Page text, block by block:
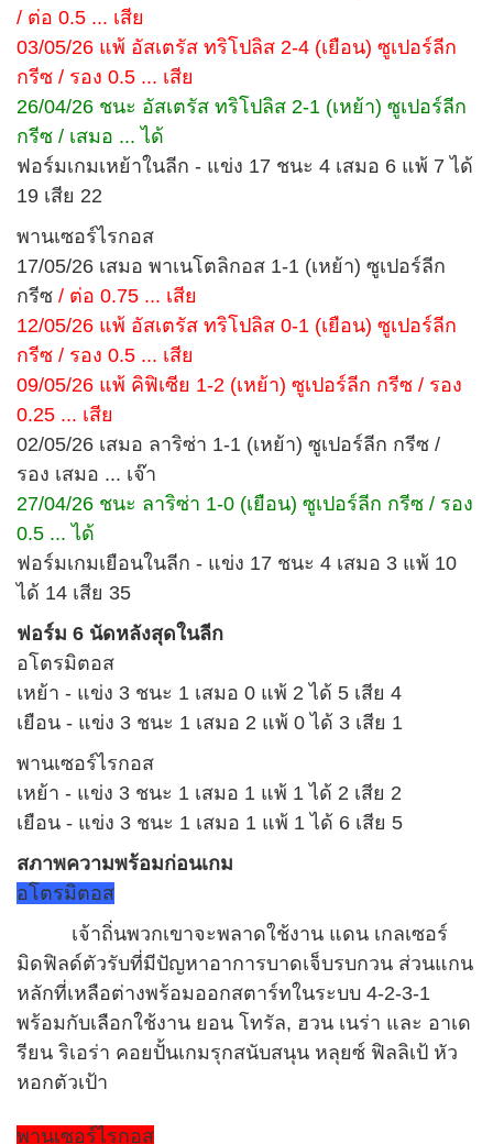
/ ต่อ 0.5 ... เสีย
03/05/26 แพ้ อัสเตรัส ทริโปลิส 2-4 (เยือน) ซูเปอร์ลีก
กรีซ / รอง 0.5 ... เสีย
26/04/26 ชนะ อัสเตรัส ทริโปลิส 2-1 (เหย้า) ซูเปอร์ลีก
กรีซ / เสมอ ... ได้
ฟอร์มเกมเหย้าในลีก - แข่ง 17 ชนะ 4 เสมอ 6 แพ้ 7 ได้
19 เสีย 22
พานเซอร์ไรกอส
17/05/26 เสมอ พาเนโตลิกอส 1-1 (เหย้า) ซูเปอร์ลีก
กรีซ / ต่อ 0.75 ... เสีย
12/05/26 แพ้ อัสเตรัส ทริโปลิส 0-1 (เยือน) ซูเปอร์ลีก
กรีซ / รอง 0.5 ... เสีย
09/05/26 แพ้ คิฟิเซีย 1-2 (เหย้า) ซูเปอร์ลีก กรีซ / รอง
0.25 ... เสีย
02/05/26 เสมอ ลาริซ่า 1-1 (เหย้า) ซูเปอร์ลีก กรีซ /
รอง เสมอ ... เจ๊า
27/04/26 ชนะ ลาริซ่า 1-0 (เยือน) ซูเปอร์ลีก กรีซ / รอง
0.5 ... ได้
ฟอร์มเกมเยือนในลีก - แข่ง 17 ชนะ 4 เสมอ 3 แพ้ 10
ได้ 14 เสีย 35
ฟอร์ม 6 นัดหลังสุดในลีก
อโตรมิตอส
เหย้า - แข่ง 3 ชนะ 1 เสมอ 0 แพ้ 2 ได้ 5 เสีย 4
เยือน - แข่ง 3 ชนะ 1 เสมอ 2 แพ้ 0 ได้ 3 เสีย 1
พานเซอร์ไรกอส
เหย้า - แข่ง 3 ชนะ 1 เสมอ 1 แพ้ 1 ได้ 2 เสีย 2
เยือน - แข่ง 3 ชนะ 1 เสมอ 1 แพ้ 1 ได้ 6 เสีย 5
สภาพความพร้อมก่อนเกม
อโตรมิตอส
เจ้าถิ่นพวกเขาจะพลาดใช้งาน แดน เกลเซอร์
มิดฟิลด์ตัวรับที่มีปัญหาอาการบาดเจ็บรบกวน ส่วนแกน
หลักที่เหลือต่างพร้อมออกสตาร์ทในระบบ 4-2-3-1
พร้อมกับเลือกใช้งาน ยอน โทรัล, ฮวน เนร่า และ อาเด
รียน ริเอร่า คอยปั้นเกมรุกสนับสนุน หลุยซ์ ฟิลลิเป้ หัว
หอกตัวเป้า
พานเซอร์ไรกอส